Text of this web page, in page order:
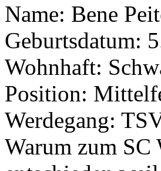
Name: Bene
Geburtsdatum:
Wohnhaft:
Position:
Werdegang:
Warum zum SC